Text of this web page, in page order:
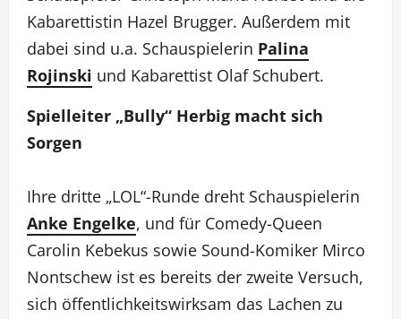
Kabarettistin Hazel Brugger. Außerdem mit
dabei sind u.a. Schauspielerin Palina
Rojinski und Kabarettist Olaf Schubert.
Spielleiter „Bully“ Herbig macht sich
Sorgen
Ihre dritte „LOL“-Runde dreht Schauspielerin
Anke Engelke, und für Comedy-Queen
Carolin Kebekus sowie Sound-Komiker Mirco
Nontschew ist es bereits der zweite Versuch,
sich öffentlichkeitswirksam das Lachen zu